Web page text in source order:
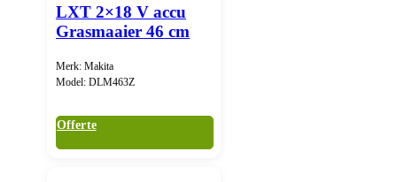
LXT 2×18 V accu
Grasmaaier 46 cm
Merk: Makita
Model: DLM463Z
Offerte